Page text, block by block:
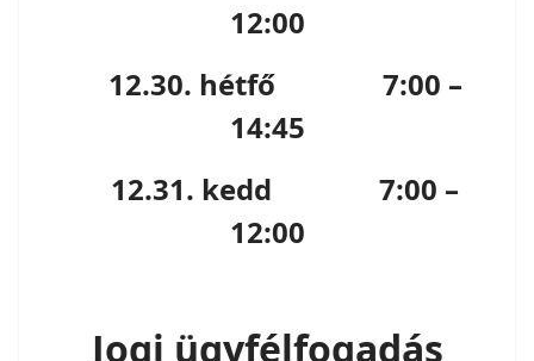
12:00
12.30. hétfő 7:00 –
14:45
12.31. kedd 7:00 –
12:00
Jogi ügyfélfogadás